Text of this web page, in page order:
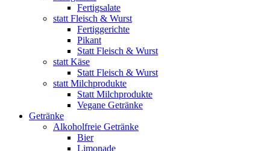
Fertigsalate
statt Fleisch & Wurst
Fertiggerichte
Pikant
Statt Fleisch & Wurst
statt Käse
Statt Fleisch & Wurst
statt Milchprodukte
Statt Milchprodukte
Vegane Getränke
Getränke
Alkoholfreie Getränke
Bier
Limonade